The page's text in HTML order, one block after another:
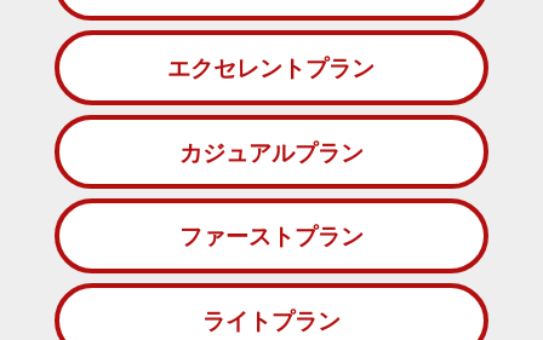
エクセレントプラン
カジュアルプラン
ファーストプラン
ライトプラン